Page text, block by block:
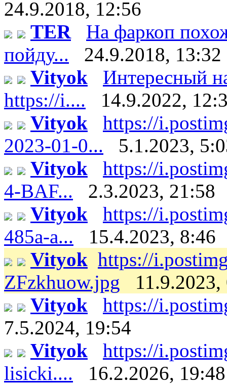
24.9.2018, 12:56
TER
На фаркоп
пойду...
24.9.2018, 13:32
Vityok
Интересный
https://i....
14.9.2022,
Vityok
https://
2023-01-0...
5.1.2023,
Vityok
https://
4-BAF...
2.3.2023, 21:58
Vityok
https://
485a-a...
15.4.2023, 8:46
Vityok https://
ZFzkhuow.jpg
11.9.2023,
Vityok
https://
7.5.2024, 19:54
Vityok
https://
lisicki....
16.2.2026, 19:48